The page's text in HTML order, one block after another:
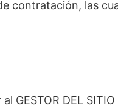
contratación, las
GESTOR DEL